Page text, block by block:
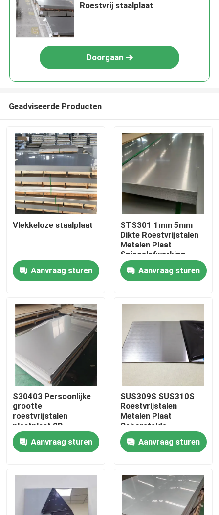
Huis
Producten
Ongeveer ons
Fabrieksreis
Kwaliteitscontrole
Contacteer ons
Nieuws
ss naadloze buis
Roestvrij staalplaat
Doorgaan
Geadviseerde Producten
Vlekkeloze staalplaat
Aanvraag sturen
STS301 1mm 5mm
Dikte Roestvrijstalen
Metalen Plaat
Spiegelafwerking
Koudwalsen Polijsten
Slijtvastheid
Aanvraag sturen
S30403 Persoonlijke
grootte
roestvrijstalen
plaatplaat 2B
Afwerking
koudgewalst polijst
voor huishoudelijke
Aanvraag sturen
SUS309S SUS310S
Roestvrijstalen
Metalen Plaat
Geborstelde
Afwerking Koud Voor
Bouwconstructies
Aanvraag sturen